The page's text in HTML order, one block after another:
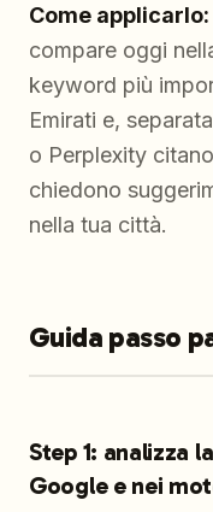
Come applicarlo:
compare oggi
keyword più
Emirati e,
o Perplexity
chiedono
nella tua città.
Guida passo
Step 1: analizza
Google e nei